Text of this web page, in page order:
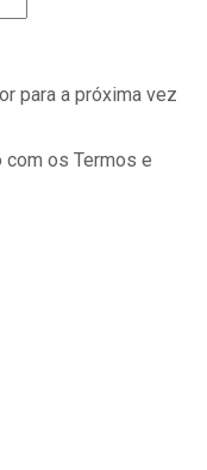
para a próxima vez
com os Termos e